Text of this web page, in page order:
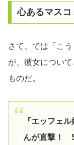
心あるマスコ
さて、では「こ
が、彼女につい
ものだ。
『エッフェ
んが直撃！